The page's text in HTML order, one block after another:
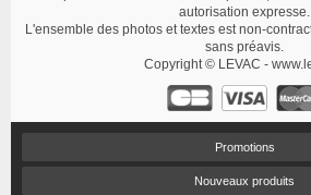
autorisation expresse.
L'ensemble des photos et textes est non-
sans préavis.
Copyright © LEVAC -
Promotions
Nouveaux produits